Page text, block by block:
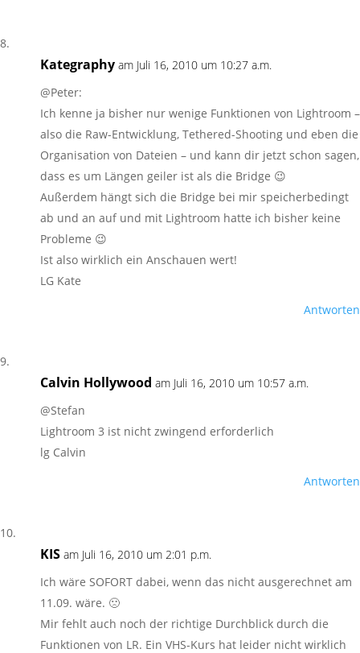
Kategraphy am Juli 16, 2010 um 10:27 a.m.
@Peter:
Ich kenne ja bisher nur wenige Funktionen von Lightroom –
also die Raw-Entwicklung, Tethered-Shooting und eben die
Organisation von Dateien – und kann dir jetzt schon sagen,
dass es um Längen geiler ist als die Bridge 😉
Außerdem hängt sich die Bridge bei mir speicherbedingt
ab und an auf und mit Lightroom hatte ich bisher keine
Probleme 😉
Ist also wirklich ein Anschauen wert!
LG Kate
Antworten
Calvin Hollywood am Juli 16, 2010 um 10:57 a.m.
@Stefan
Lightroom 3 ist nicht zwingend erforderlich
lg Calvin
Antworten
KIS am Juli 16, 2010 um 2:01 p.m.
Ich wäre SOFORT dabei, wenn das nicht ausgerechnet am
11.09. wäre. 🙁
Mir fehlt auch noch der richtige Durchblick durch die
Funktionen von LR. Ein VHS-Kurs hat leider nicht wirklich